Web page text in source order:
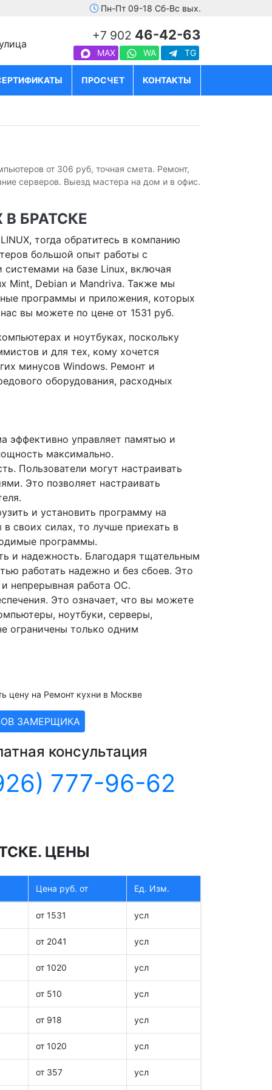
Пн-Пт 09-18 Сб-Вс вых.
+7 902 46-42-63
MAX WA TG
ПРОСЧЕТ КОНТАКТЫ
от 306 руб, точная смета. Ремонт,
серверов. Выезд мастера на дом и в офис.
В БРАТСКЕ
тогда обратитесь в компанию
большой опыт работы с
на базе Linux, включая
Mint, Debian и Mandriva. Также мы
программы и приложения, которых
вы можете по цене от 1531 руб.
и ноутбуках, поскольку
и для тех, кому хочется
минусов Windows. Ремонт и
оборудования, расходных
эффективно управляет памятью и
максимально.
Пользователи могут настраивать
Это позволяет настраивать
и установить программу на
силах, то лучше приехать в
программы.
и надежность. Благодаря тщательным
работать надежно и без сбоев. Это
непрерывная работа ОС.
Это означает, что вы можете
ноутбуки, серверы,
ограничены только одним
цену на Ремонт кухни в Москве
ЗАМЕРЩИКА
консультация
777-96-62
ЦЕНЫ
Цена руб. от Ед. Изм.
от 1531 усл
от 2041 усл
от 1020 усл
от 510 усл
от 918 усл
от 1020 усл
от 357 усл